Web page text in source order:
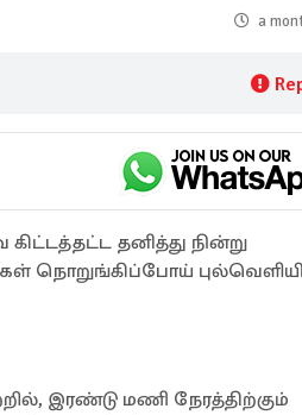
a
தனித்து நின்று
நொறுங்கிப்போய்
இரண்டு மணி நேரத்திற்கும்